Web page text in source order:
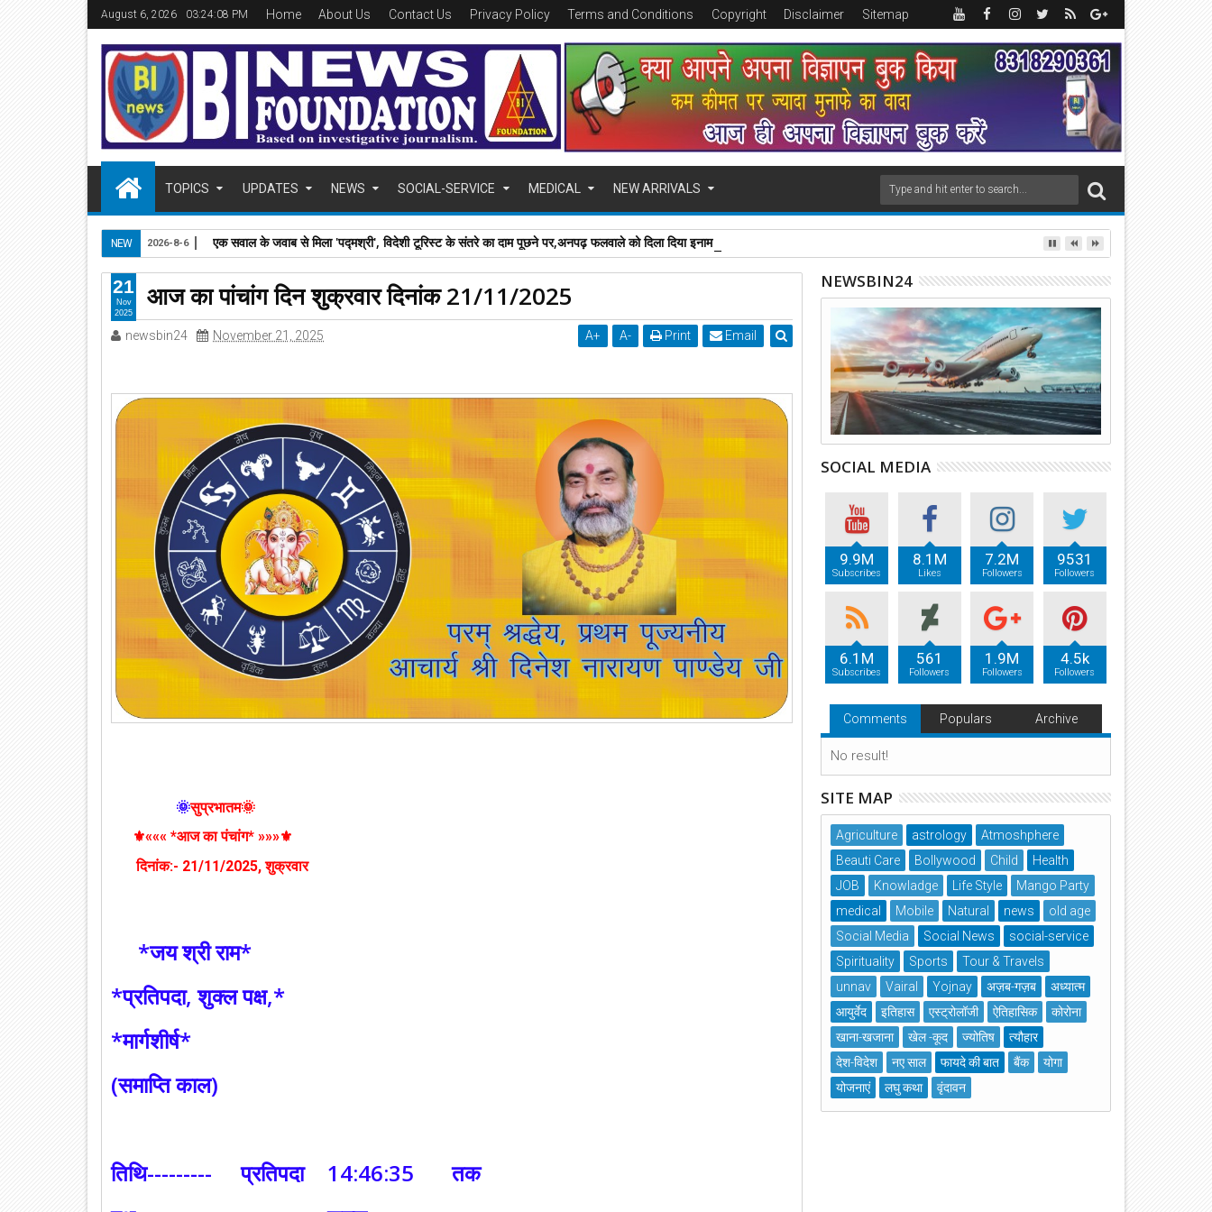
August 6, 2026 03:24:09 PM Home About Us Contact Us Privacy Policy Terms and Conditions Copyright Disclaimer Sitemap
TOPICS UPDATES NEWS SOCIAL-SERVICE MEDICAL NEW ARRIVALS
NEW एक सवाल के जवाब से मिला 'पद्मश्री', विदेशी टूरिस्ट के संतरे का दाम पूछने पर,अनपढ़ फलवाले को दिला दिया इनाम जानिए कैसे .....?
2026-8-6
आज का पांचांग दिन शुक्रवार दिनांक 21/11/2025
newsbin24 November 21, 2025 A+ A- Print Email
🌞सुप्रभातम🌞
⚜️««« *आज का पंचांग* »»»⚜️
दिनांक:- 21/11/2025, शुक्रवार
*जय श्री राम*
*प्रतिपदा, शुक्ल पक्ष,*
*मार्गशीर्ष*
(समाप्ति काल)
तिथि--------- प्रतिपदा
14:46:35 तक
21
Nov
2025
NEWSBIN24
SOCIAL MEDIA
9.9M
Subscribes
8.1M
Likes
7.2M
Followers
9531
Followers
6.1M
Subscribes
561
Followers
1.9M
Followers
4.5k
Followers
Comments Populars Archive
No result!
SITE MAP
Agriculture astrology
Atmoshphere
Beauti Care
Bollywood Child
Health
JOB
Knowladge Life Style
Mango Party
medical
Mobile Natural news
old age
Social Media
Social News
social-service
Spirituality
Sports
Tour & Travels
unnav
Vairal Yojnay अज़ब-गज़ब
अध्यात्म
आयुर्वेद
इतिहास एस्ट्रोलॉजी ऐतिहासिक
कोरोना
खाना-खजाना
खेल -कूद ज्योतिष
त्यौहार
देश-विदेश
नए साल फायदे की बात बैंक
योगा
योजनाएं
लघु कथा वृंदावन